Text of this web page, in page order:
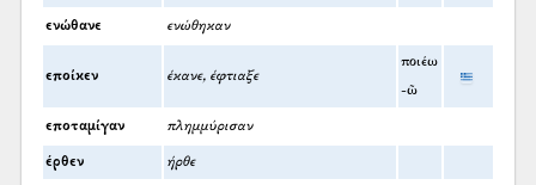
ενώθανε ενώθηκαν
εποίκεν έκανε, έφτιαξε
ποιέω
-ῶ
εποταμίγαν πλημμύρισαν
έρθεν ήρθε